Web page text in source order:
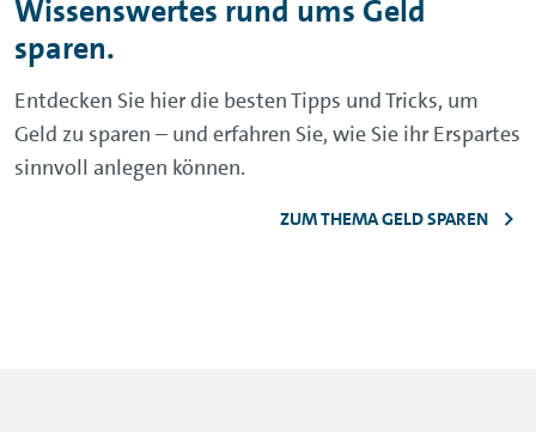
Wissenswertes rund ums Geld
sparen.
Entdecken Sie hier die besten Tipps und Tricks, um
Geld zu sparen – und erfahren Sie, wie Sie ihr Erspartes
sinnvoll anlegen können.
ZUM THEMA GELD SPAREN